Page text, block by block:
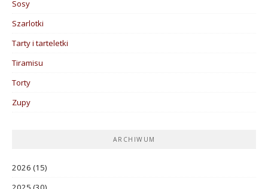
Sosy
Szarlotki
Tarty i tarteletki
Tiramisu
Torty
Zupy
ARCHIWUM
2026 (15)